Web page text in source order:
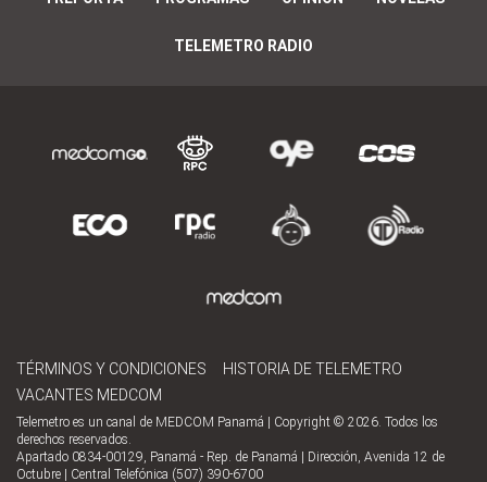
TELEMETRO RADIO
TÉRMINOS Y CONDICIONES
HISTORIA DE TELEMETRO
VACANTES MEDCOM
Telemetro es un canal de MEDCOM Panamá | Copyright © 2026. Todos los
derechos reservados.
Apartado 0834-00129, Panamá - Rep. de Panamá | Dirección, Avenida 12 de
Octubre | Central Telefónica (507) 390-6700